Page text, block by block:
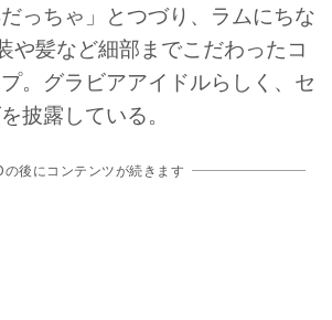
っちゃ」とつづり、ラムにちな
や髪など細部までこだわったコ
。グラビアアイドルらしく、セ
披露している。
の後にコンテンツが続きます